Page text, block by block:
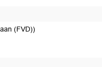
(FVD))